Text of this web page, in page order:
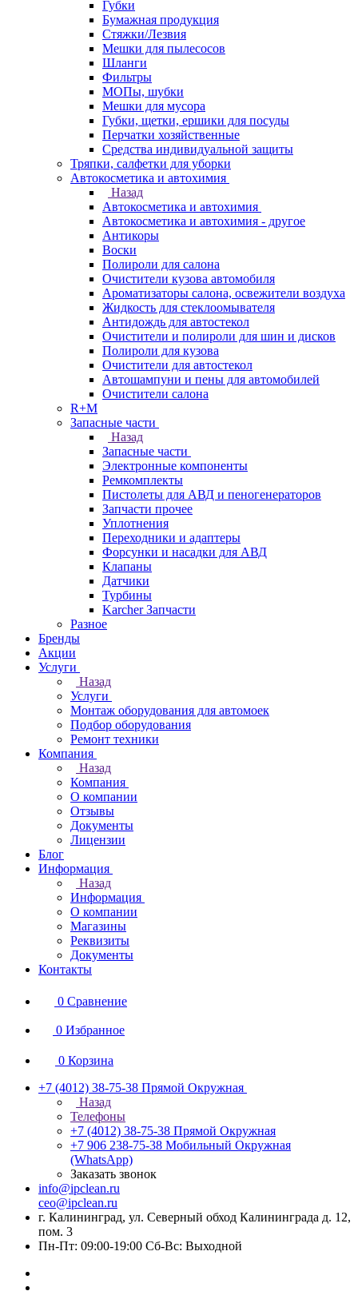
Губки
Бумажная продукция
Стяжки/Лезвия
Мешки для пылесосов
Шланги
Фильтры
МОПы, шубки
Мешки для мусора
Губки, щетки, ершики для посуды
Перчатки хозяйственные
Средства индивидуальной защиты
Тряпки, салфетки для уборки
Автокосметика и автохимия
Назад
Автокосметика и автохимия
Автокосметика и автохимия - другое
Антикоры
Воски
Полироли для салона
Очистители кузова автомобиля
Ароматизаторы салона, освежители воздуха
Жидкость для стеклоомывателя
Антидождь для автостекол
Очистители и полироли для шин и дисков
Полироли для кузова
Очистители для автостекол
Автошампуни и пены для автомобилей
Очистители салона
R+M
Запасные части
Назад
Запасные части
Электронные компоненты
Ремкомплекты
Пистолеты для АВД и пеногенераторов
Запчасти прочее
Уплотнения
Переходники и адаптеры
Форсунки и насадки для АВД
Клапаны
Датчики
Турбины
Karcher Запчасти
Разное
Бренды
Акции
Услуги
Назад
Услуги
Монтаж оборудования для автомоек
Подбор оборудования
Ремонт техники
Компания
Назад
Компания
О компании
Отзывы
Документы
Лицензии
Блог
Информация
Назад
Информация
О компании
Магазины
Реквизиты
Документы
Контакты
0 Сравнение
0 Избранное
0 Корзина
+7 (4012) 38-75-38 Прямой Окружная
Назад
Телефоны
+7 (4012) 38-75-38 Прямой Окружная
+7 906 238-75-38 Мобильный Окружная
(WhatsApp)
Заказать звонок
info@ipclean.ru
ceo@ipclean.ru
г. Калининград, ул. Северный обход Калининграда д. 12,
пом. 3
Пн-Пт: 09:00-19:00 Сб-Вс: Выходной